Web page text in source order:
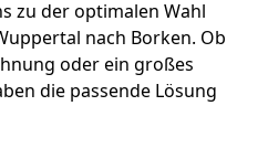
zu der optimalen Wahl
nach Borken. Ob
oder ein großes
die passende Lösung